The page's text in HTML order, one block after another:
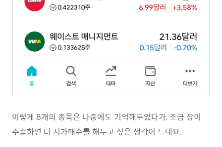
이렇게 8개의 종목은 나중에도 기억해두었다가, 조금 장이
주춤하면 더 저가매수를 해두고 싶은 생각이 드네요.